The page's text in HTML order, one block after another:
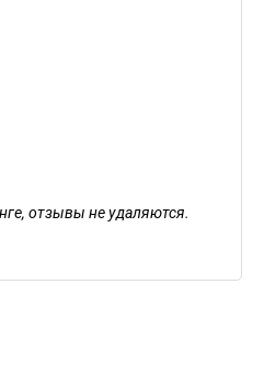
отзывы не удаляются.